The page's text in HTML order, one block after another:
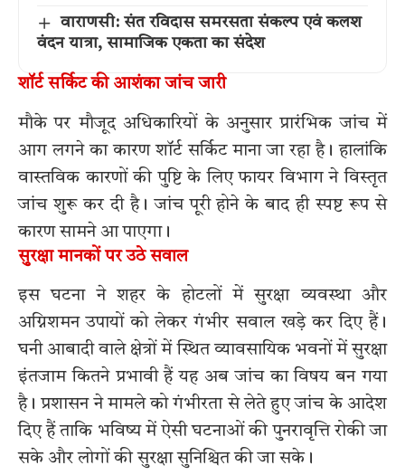
वाराणसी: संत रविदास समरसता संकल्प एवं कलश
वंदन यात्रा, सामाजिक एकता का संदेश
शॉर्ट सर्किट की आशंका जांच जारी
मौके पर मौजूद अधिकारियों के अनुसार प्रारंभिक जांच में
आग लगने का कारण शॉर्ट सर्किट माना जा रहा है। हालांकि
वास्तविक कारणों की पुष्टि के लिए फायर विभाग ने विस्तृत
जांच शुरू कर दी है। जांच पूरी होने के बाद ही स्पष्ट रूप से
कारण सामने आ पाएगा।
सुरक्षा मानकों पर उठे सवाल
इस घटना ने शहर के होटलों में सुरक्षा व्यवस्था और
अग्निशमन उपायों को लेकर गंभीर सवाल खड़े कर दिए हैं।
घनी आबादी वाले क्षेत्रों में स्थित व्यावसायिक भवनों में सुरक्षा
इंतजाम कितने प्रभावी हैं यह अब जांच का विषय बन गया
है। प्रशासन ने मामले को गंभीरता से लेते हुए जांच के आदेश
दिए हैं ताकि भविष्य में ऐसी घटनाओं की पुनरावृत्ति रोकी जा
सके और लोगों की सुरक्षा सुनिश्चित की जा सके।